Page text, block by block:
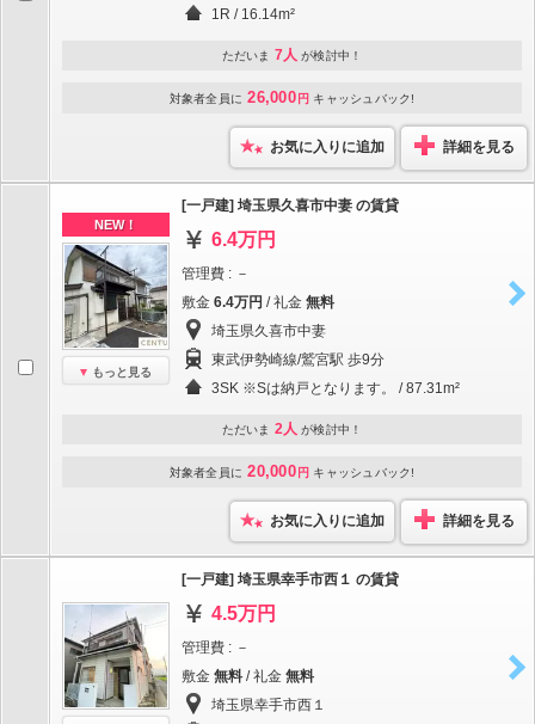
1R / 16.14m²
ただいま 7人 が検討中！
対象者全員に 26,000 円 キャッシュバック!
お気に入りに追加 詳細を見る
NEW！
もっと見る
[一戸建] 埼玉県久喜市中妻 の賃貸
6.4万円
管理費 : －
敷金 6.4万円 / 礼金 無料
埼玉県久喜市中妻
東武伊勢崎線/鷲宮駅 歩9分
3SK ※Sは納戸となります。 / 87.31m²
ただいま 2人 が検討中！
対象者全員に 20,000 円 キャッシュバック!
お気に入りに追加 詳細を見る
[一戸建] 埼玉県幸手市西１ の賃貸
4.5万円
管理費 : －
敷金 無料 / 礼金 無料
埼玉県幸手市西１